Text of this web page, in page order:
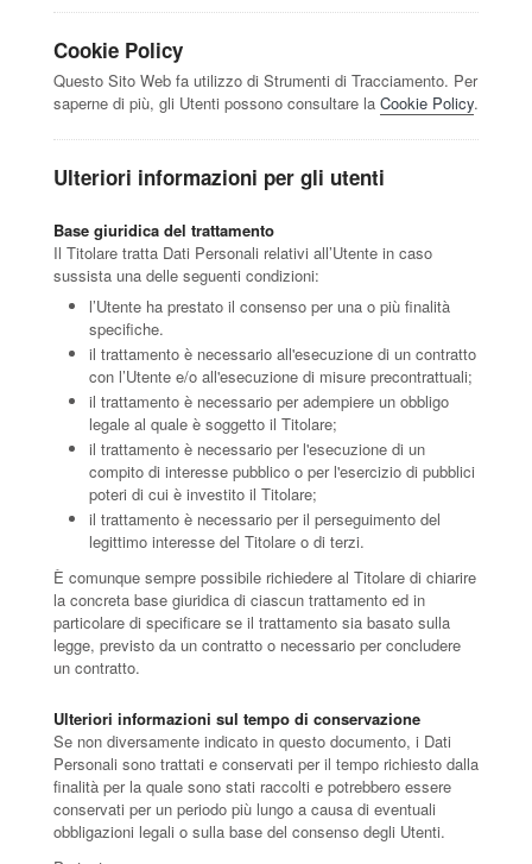
Cookie Policy
Questo Sito Web fa utilizzo di Strumenti di Tracciamento. Per
saperne di più, gli Utenti possono consultare la Cookie Policy.
Ulteriori informazioni per gli utenti
Base giuridica del trattamento
Il Titolare tratta Dati Personali relativi all’Utente in caso
sussista una delle seguenti condizioni:
l’Utente ha prestato il consenso per una o più finalità
specifiche.
il trattamento è necessario all'esecuzione di un contratto
con l’Utente e/o all'esecuzione di misure precontrattuali;
il trattamento è necessario per adempiere un obbligo
legale al quale è soggetto il Titolare;
il trattamento è necessario per l'esecuzione di un
compito di interesse pubblico o per l'esercizio di pubblici
poteri di cui è investito il Titolare;
il trattamento è necessario per il perseguimento del
legittimo interesse del Titolare o di terzi.
È comunque sempre possibile richiedere al Titolare di chiarire
la concreta base giuridica di ciascun trattamento ed in
particolare di specificare se il trattamento sia basato sulla
legge, previsto da un contratto o necessario per concludere
un contratto.
Ulteriori informazioni sul tempo di conservazione
Se non diversamente indicato in questo documento, i Dati
Personali sono trattati e conservati per il tempo richiesto dalla
finalità per la quale sono stati raccolti e potrebbero essere
conservati per un periodo più lungo a causa di eventuali
obbligazioni legali o sulla base del consenso degli Utenti.